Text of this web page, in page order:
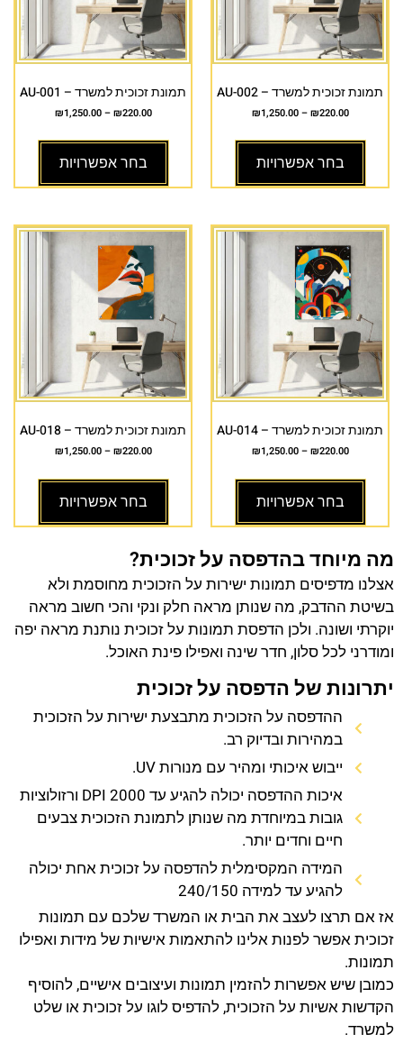
תמונת זכוכית למשרד – AU-002
₪220.00
–
₪1,250.00
בחר אפשרויות
תמונת זכוכית למשרד – AU-001
₪220.00
–
₪1,250.00
בחר אפשרויות
תמונת זכוכית למשרד – AU-014
₪220.00
–
₪1,250.00
בחר אפשרויות
תמונת זכוכית למשרד – AU-018
₪220.00
–
₪1,250.00
בחר אפשרויות
מה מיוחד בהדפסה על זכוכית?
אצלנו מדפיסים תמונות ישירות על הזכוכית מחוסמת ולא
בשיטת ההדבק, מה שנותן מראה חלק ונקי והכי חשוב מראה
יוקרתי ושונה. ולכן הדפסת תמונות על זכוכית נותנת מראה יפה
ומודרני לכל סלון, חדר שינה ואפילו פינת האוכל.
יתרונות של הדפסה על זכוכית
ההדפסה על הזכוכית מתבצעת ישירות על הזכוכית
במהירות ובדיוק רב.
ייבוש איכותי ומהיר עם מנורות UV.
איכות ההדפסה יכולה להגיע עד 2000 DPI ורזולוציות
גובות במיוחדת מה שנותן לתמונת הזכוכית צבעים
חיים וחדים יותר.
המידה המקסימלית להדפסה על זכוכית אחת יכולה
להגיע עד למידה 240/150
אז אם תרצו לעצב את הבית או המשרד שלכם עם תמונות
זכוכית אפשר לפנות אלינו להתאמות אישיות של מידות ואפילו
תמונות.
כמובן שיש אפשרות להזמין תמונות ועיצובים אישיים, להוסיף
הקדשות אשיות על הזכוכית, להדפיס לוגו על זכוכית או שלט
למשרד.